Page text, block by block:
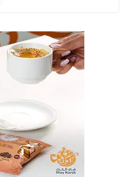
الوضع اليوم في الشرق الأوسط
6 أغسطس، 2026